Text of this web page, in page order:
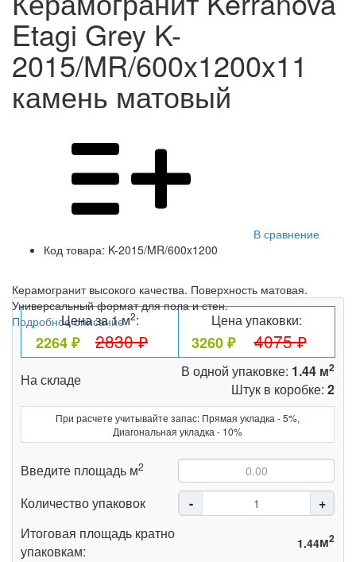
Etagi Grey K-
2015/MR/600x1200x11
камень матовый
В сравнение
Код товара: K-2015/MR/600x1200
Керамогранит высокого качества. Поверхность матовая.
Универсальный формат для пола и стен.
Подробное описание
Цена за 1 м2:
2264 ₽ 2830 ₽
Цена упаковки:
3260 ₽ 4075 ₽
На складе В одной упаковке: 1.44 м2
Штук в коробке: 2
При расчете учитывайте запас: Прямая укладка - 5%,
Диагональная укладка - 10%
Введите площадь м2
Количество упаковок
Итоговая площадь кратно
упаковкам:
м2